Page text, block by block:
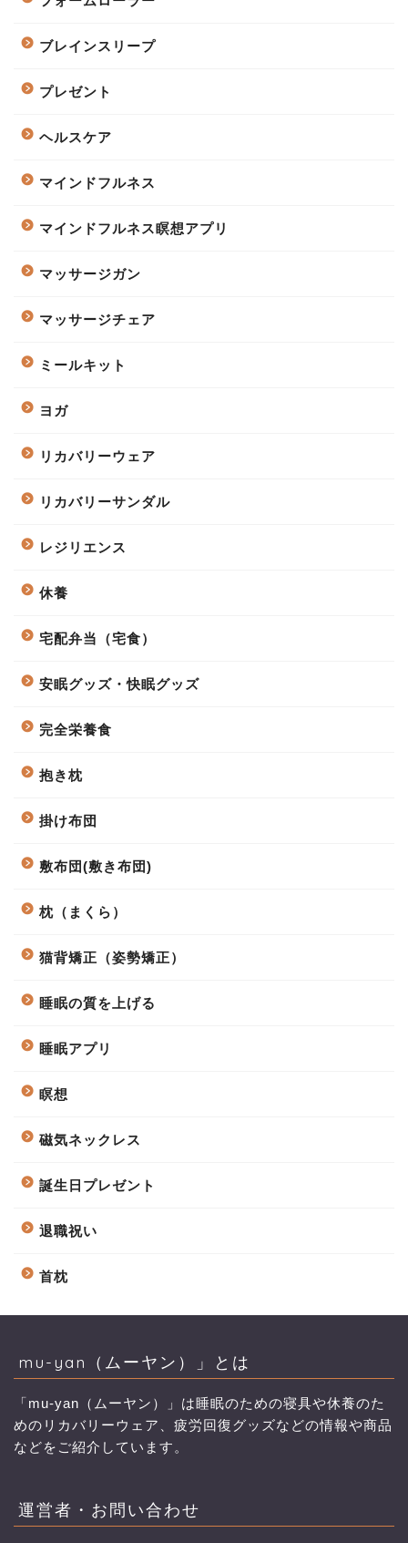
ブレインスリープ
プレゼント
ヘルスケア
マインドフルネス
マインドフルネス瞑想アプリ
マッサージガン
マッサージチェア
ミールキット
ヨガ
リカバリーウェア
リカバリーサンダル
レジリエンス
休養
宅配弁当（宅食）
安眠グッズ・快眠グッズ
完全栄養食
抱き枕
掛け布団
敷布団(敷き布団)
枕（まくら）
猫背矯正（姿勢矯正）
睡眠の質を上げる
睡眠アプリ
瞑想
磁気ネックレス
誕生日プレゼント
退職祝い
首枕
mu-yan（ムーヤン）」とは
「mu-yan（ムーヤン）」は睡眠のための寝具や休養のた
めのリカバリーウェア、疲労回復グッズなどの情報や商品
などをご紹介しています。
運営者・お問い合わせ